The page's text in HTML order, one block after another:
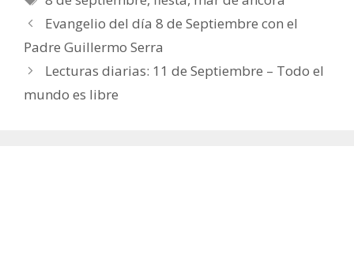
Evangelio del día 8 de Septiembre con el
Padre Guillermo Serra
Lecturas diarias: 11 de Septiembre – Todo el
mundo es libre